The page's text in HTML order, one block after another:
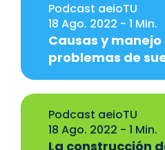
Podcast aeioTU
18 Ago. 2022 - 1 Min.
Causas y manejo
problemas de
Podcast aeioTU
18 Ago. 2022 - 1 Min.
La construcción